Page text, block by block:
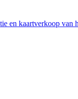
en kaartverkoop